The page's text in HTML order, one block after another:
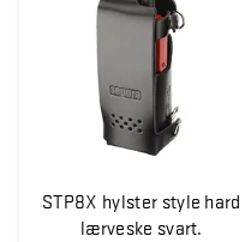
STP8X hylster style hard
lærveske svart.